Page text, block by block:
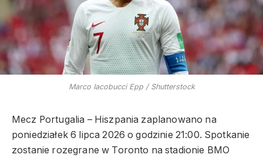
Marco Iacobucci Epp / Shutterstock
Mecz Portugalia – Hiszpania zaplanowano na
poniedziałek 6 lipca 2026 o godzinie 21:00. Spotkanie
zostanie rozegrane w Toronto na stadionie BMO